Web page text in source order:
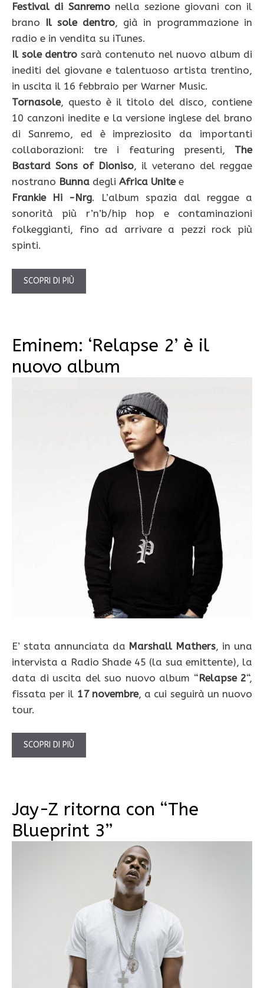
Festival di Sanremonella sezione giovani con il
brano Il sole dentro, già in programmazione in
radio e in vendita su iTunes.
Il sole dentro sarà contenuto nel nuovo album di
inediti del giovane e talentuoso artista trentino,
in uscita il 16 febbraio per Warner Music.
Tornasole, questo è il titolo del disco, contiene
10 canzoni inedite e la versione inglese del brano
di Sanremo, ed è impreziosito da importanti
collaborazioni: tre i featuring presenti, The
Bastard Sons of Dioniso, il veterano del reggae
nostrano Bunna degli Africa Unitee
Frankie Hi -Nrg. L’album spazia dal reggae a
sonorità più r’n’b/hip hop e contaminazioni
folkeggianti, fino ad arrivare a pezzi rock più
spinti.
SCOPRI DI PIÙ
Eminem: ‘Relapse 2’ è il
nuovo album
E’ stata annunciata da Marshall Mathers, in una
intervista a Radio Shade 45 (la sua emittente), la
data di uscita del suo nuovo album “Relapse 2“,
fissata per il 17 novembre, a cui seguirà un nuovo
tour.
SCOPRI DI PIÙ
Jay-Z ritorna con “The
Blueprint 3”